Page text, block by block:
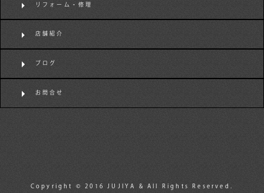
リフォーム・修理
店舗紹介
ブログ
お問合せ
Copyright © 2016 JUJIYA & All Rights Reserved.